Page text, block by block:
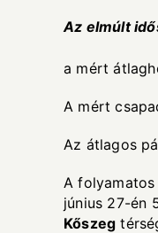
Az elmúlt idő
a mért
A mért
Az átlagos
A
június 27-én
Kőszeg